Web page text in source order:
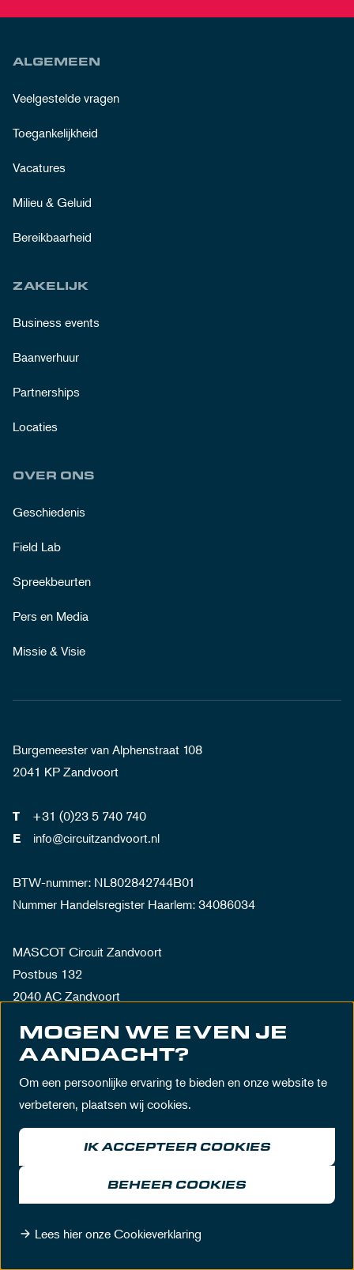
ALGEMEEN
Veelgestelde vragen
Toegankelijkheid
Vacatures
Milieu & Geluid
Bereikbaarheid
ZAKELIJK
Business events
Baanverhuur
Partnerships
Locaties
OVER ONS
Geschiedenis
Field Lab
Spreekbeurten
Pers en Media
Missie & Visie
Burgemeester van Alphenstraat 108
2041 KP Zandvoort
T +31 (0)23 5 740 740
E info@circuitzandvoort.nl
BTW-nummer: NL802842744B01
Nummer Handelsregister Haarlem: 34086034
MASCOT Circuit Zandvoort
Postbus 132
2040 AC Zandvoort
Disclaimer
MOGEN WE EVEN JE
AANDACHT?
Om een persoonlijke ervaring te bieden en onze website te
verbeteren, plaatsen wij cookies.
IK ACCEPTEER COOKIES
BEHEER COOKIES
Lees hier onze Cookieverklaring